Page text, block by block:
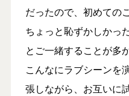
だったので、初めての
ちょっと恥ずかしかっ
とご一緒することが多
こんなにラブシーンを
張しながら、お互いに